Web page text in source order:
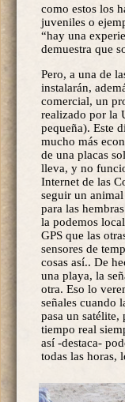
como estos los
juveniles o
“hay una
demuestra que
Pero, a una de
instalarán,
comercial, un
realizado por la
pequeña). Este
mucho más
de una placas
lleva, y no
Internet de las
seguir un
para las
la podemos
GPS que las
sensores de
cosas así.. De
una playa, la
otra. Eso lo
señales cuando
pasa un satélite,
tiempo real
así -destaca-
todas las horas,